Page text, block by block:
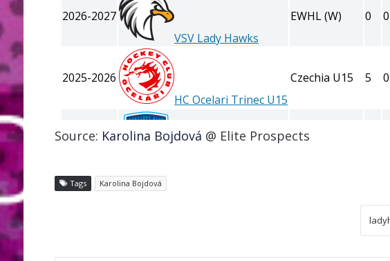
Source: Karolina Bojdová @ Elite Prospects
Tags Karolina Bojdová